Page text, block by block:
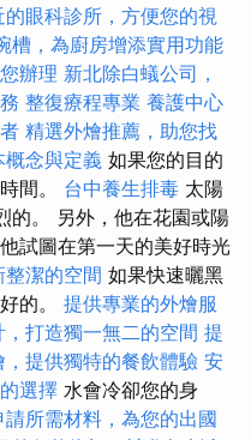
的眼科診所，方便您的視
槽，為廚房增添實用功能
辦理 新北除白蟻公司，
整復療程專業 養護中心
精選外燴推薦，助您找
概念與定義 如果您的目的
間。 台中養生排毒 太陽
的。 另外，他在花園或陽
試圖在第一天的美好時光
潔的空間 如果快速曬黑
的。 提供專業的外燴服
，打造獨一無二的空間 提
，提供獨特的餐飲體驗 安
選擇 水會冷卻您的身
請所需材料，為您的出國